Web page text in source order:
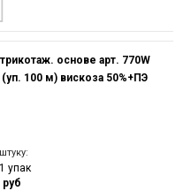
основе арт. 770W
100 м) вискоза 50%+ПЭ
упак
руб